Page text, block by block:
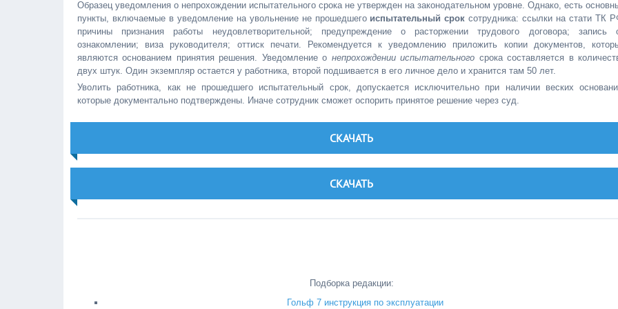
Образец уведомления о непрохождении испытательного срока не утвержден на законодательном уровне. Однако, есть
пункты, включаемые в уведомление на увольнение не прошедшего испытательный срок сотрудника: ссылки на стати ТК
причины признания работы неудовлетворительной; предупреждение о расторжении трудового договора; запись
ознакомлении; виза руководителя; оттиск печати. Рекомендуется к уведомлению приложить копии документов,
являются основанием принятия решения. Уведомление о непрохождении испытательного срока составляется в
двух штук. Один экземпляр остается у работника, второй подшивается в его личное дело и хранится там 50 лет.
Уволить работника, как не прошедшего испытательный срок, допускается исключительно при наличии веских
которые документально подтверждены. Иначе сотрудник сможет оспорить принятое решение через суд.
СКАЧАТЬ
СКАЧАТЬ
Подборка редакции:
Гольф 7 инструкция по эксплуатации